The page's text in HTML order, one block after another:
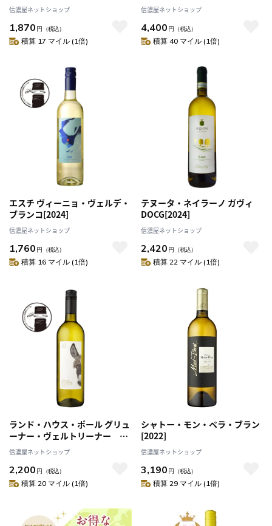
信濃屋ネットショップ
1,870 円 （税込）
積算 17 マイル (1倍)
信濃屋ネットショップ
4,400 円 （税込）
積算 40 マイル (1倍)
エスチ ヴィーニョ・ヴェルデ・
ブランコ[2024]
信濃屋ネットショップ
1,760 円 （税込）
積算 16 マイル (1倍)
テヌータ・ネイラーノ ガヴィ
DOCG[2024]
信濃屋ネットショップ
2,420 円 （税込）
積算 22 マイル (1倍)
ランド・ハウス・ポール グリュ
ーナー・ヴェルトリーナー セ
レクション[2024]
信濃屋ネットショップ
2,200 円 （税込）
積算 20 マイル (1倍)
シャトー・モン・ペラ・ブラン
[2022]
信濃屋ネットショップ
3,190 円 （税込）
積算 29 マイル (1倍)